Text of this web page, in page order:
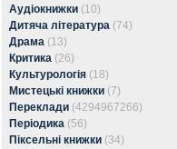
Аудіокнижки (10)
Дитяча література (74)
Драма (13)
Критика (26)
Культурологія (18)
Мистецькі книжки (7)
Переклади (4294967266)
Періодика (56)
Піксельні книжки (34)